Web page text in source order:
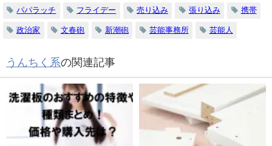
パパラッチ フライデー 売り込み 張り込み 携帯
政治家 文春砲 新潮砲 芸能事務所 芸能人
うんちく系の関連記事